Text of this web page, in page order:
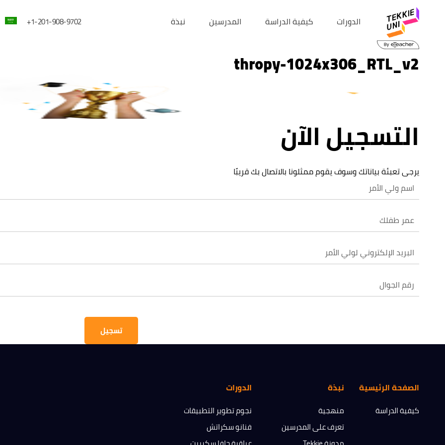
الدورات كيفية الدراسة المدرسين نبذة 1-201-908-9702+
thropy-1024x306_RTL_v2
التسجيل الآن
يرجى تعبئة بياناتك وسوف يقوم ممثلونا بالاتصال بك قريبًا
عمر طفلك
تسجيل
الصفحة الرئيسية
كيفية الدراسة
نبذة
منهجية
تعرف على المدرسين
الدورات
نجوم تطوير التطبيقات
فنانو سكراتش
هل أنت مهتم بإحدى دوراتنا؟
رقم الهاتف الجوال